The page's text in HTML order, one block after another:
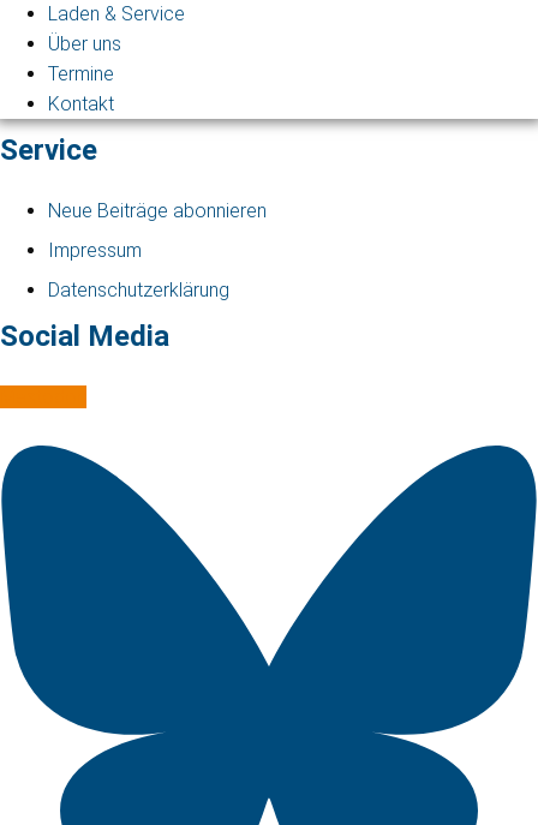
Laden & Service
Über uns
Termine
Kontakt
Service
Neue Beiträge abonnieren
Impressum
Datenschutzerklärung
Social Media